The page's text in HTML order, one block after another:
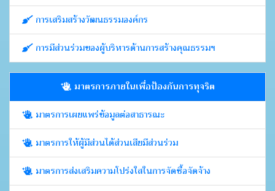
การเสริมสร้างวัฒนธรรมองค์กร
การมีส่วนร่วมของผู้บริหารด้านการสร้างคุณธรรมฯ
มาตรการภายในเพื่อป้องกันการทุจริต
มาตรการเผยแพร่ข้อมูลต่อสาธารณะ
มาตรการให้ผู้มีส่วนได้ส่วนเสียมีส่วนร่วม
มาตรการส่งเสริมความโปร่งใสในการจัดซื้อจัดจ้าง